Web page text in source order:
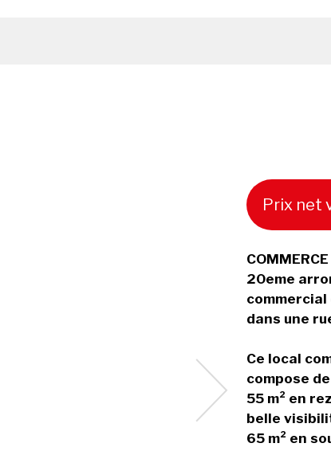
Prix net
20eme
commercial
dans une
Ce local
compose de
55 m² en
belle
65 m² en